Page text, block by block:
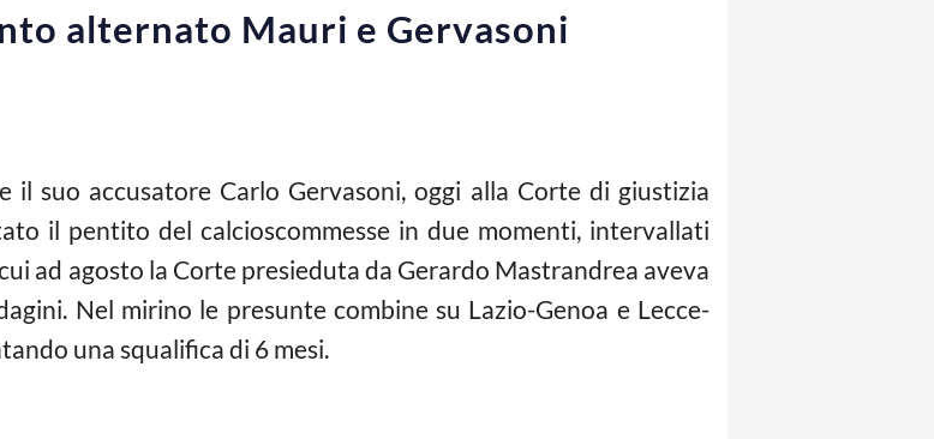
alternato Mauri e Gervasoni
il suo accusatore Carlo Gervasoni, oggi alla Corte di giustizia
il pentito del calcioscommesse in due momenti, intervallati
ad agosto la Corte presieduta da Gerardo Mastrandrea aveva
Nel mirino le presunte combine su Lazio-Genoa e Lecce-
una squalifica di 6 mesi.